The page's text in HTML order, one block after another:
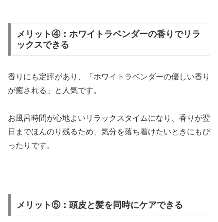
メリット④：ホワイトラベンダーの香りでリラ
ックスできる
香りにも定評があり、「ホワイトラベンダーの優しい香り
が癒される」と人気です。
お風呂時間が心地よいリラックスタイムになり、香りが翌
日までほんのり残るため、気分を落ち着けたいときにもぴ
ったりです。
メリット⑤：頭皮と髪を同時にケアできる